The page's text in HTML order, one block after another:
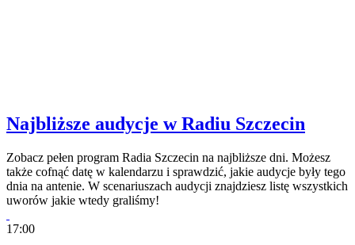
Najbliższe audycje w Radiu Szczecin
Zobacz pełen program Radia Szczecin na najbliższe dni. Możesz
także cofnąć datę w kalendarzu i sprawdzić, jakie audycje były tego
dnia na antenie. W scenariuszach audycji znajdziesz listę wszystkich
uworów jakie wtedy graliśmy!
17:00